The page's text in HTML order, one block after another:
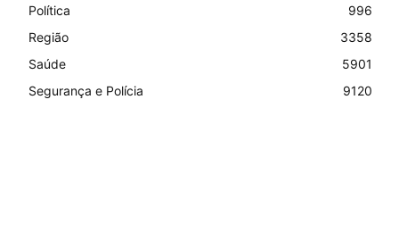
Política
996
Região
3358
Saúde
5901
Segurança e Polícia
9120